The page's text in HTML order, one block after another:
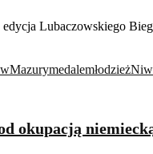
Lubaczowskiego
Mazurymedalemłodzież
okupacją